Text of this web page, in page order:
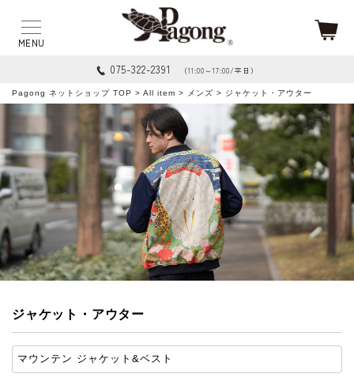
075-322-2391 （11:00～17:00/平日）
Pagong ネットショップ TOP > All item > メンズ > ジャケット・アウター
ジャケット・アウター
マウンテン ジャケット&ベスト